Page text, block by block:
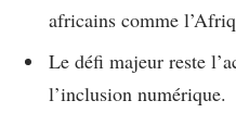
africains comme
Le défi majeur reste
l’inclusion numérique.